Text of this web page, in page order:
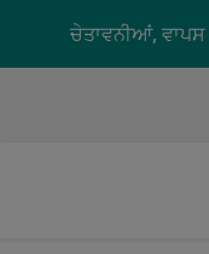
ਚੇਤਾਵਨੀਆਂ,